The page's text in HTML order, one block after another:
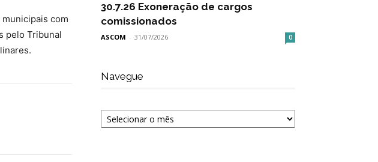
municipais com
pelo Tribunal
30.7.26 Exoneração de cargos
comissionados
ASCOM - 31/07/2026 0
Navegue
Navegue